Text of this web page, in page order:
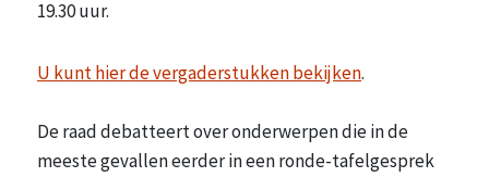
19.30 uur.
U kunt hier de vergaderstukken bekijken.
De raad debatteert over onderwerpen die in de
meeste gevallen eerder in een ronde-tafelgesprek